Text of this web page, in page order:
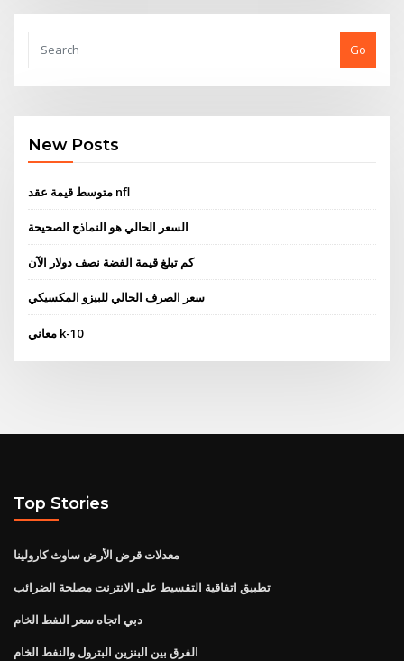
Go
New Posts
متوسط ​​قيمة عقد nfl
السعر الحالي هو النماذج الصحيحة
كم تبلغ قيمة الفضة نصف دولار الآن
سعر الصرف الحالي للبيزو المكسيكي
معاني k-10
Top Stories
معدلات قرض الأرض ساوث كارولينا
تطبيق اتفاقية التقسيط على الانترنت مصلحة الضرائب
دبي اتجاه سعر النفط الخام
الفرق بين البنزين البترول والنفط الخام